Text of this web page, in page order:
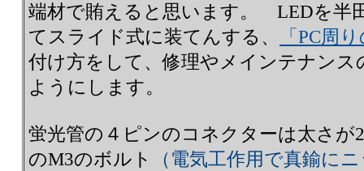
端材で賄えると思います。 LEDを半
てスライド式に装てんする、
「PC周
付け方をして、修理やメインテナン
ようにします。
蛍光管の４ピンのコネクターは太さが
のM3のボルト
（電気工作用で真鍮に